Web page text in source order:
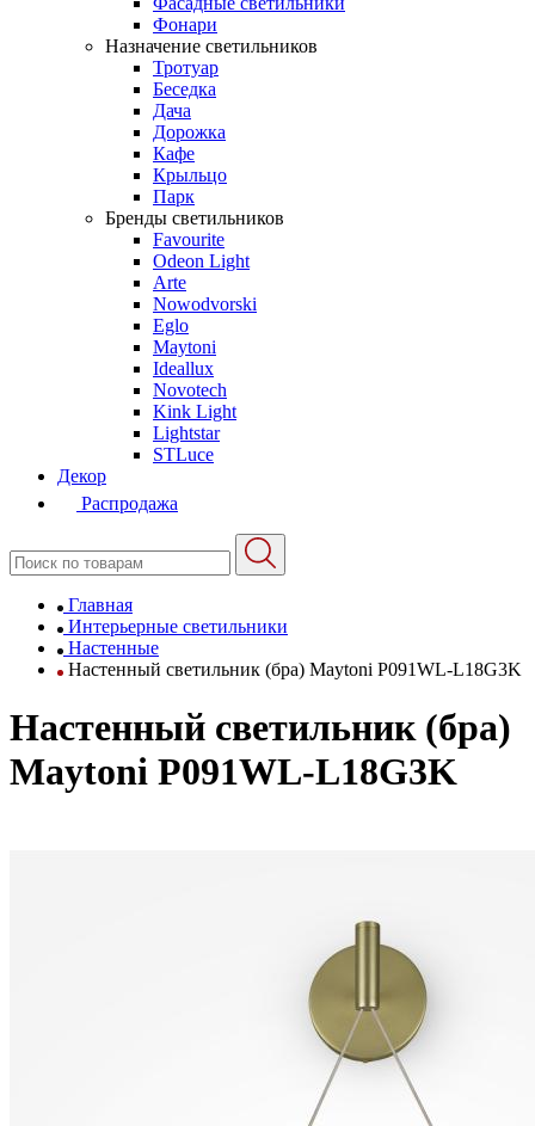
Фонари
Назначение светильников
Тротуар
Беседка
Дача
Дорожка
Кафе
Крыльцо
Парк
Бренды светильников
Favourite
Odeon Light
Arte
Nowodvorski
Eglo
Maytoni
Ideallux
Novotech
Kink Light
Lightstar
STLuce
Декор
Распродажа
Главная
Интерьерные светильники
Настенные
Настенный светильник (бра) Maytoni P091WL-L18G3K
Настенный светильник (бра)
Maytoni P091WL-L18G3K